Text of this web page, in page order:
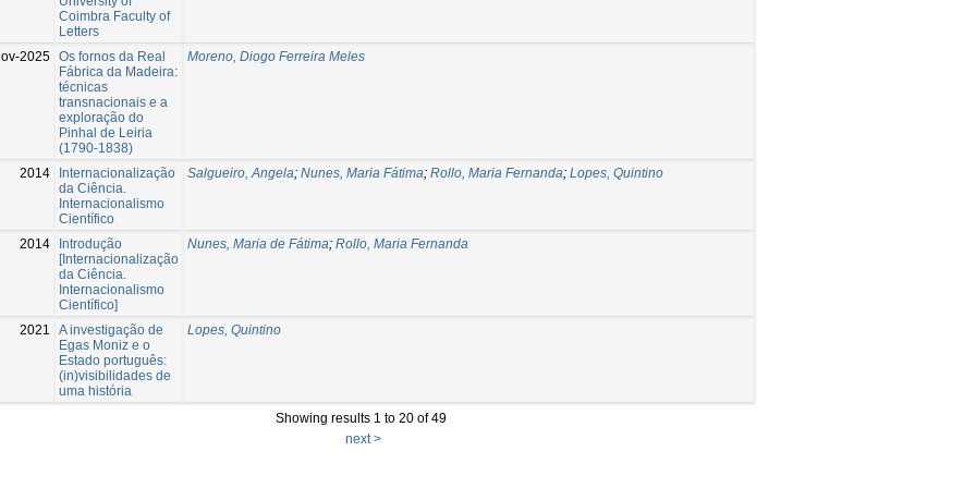
Coimbra Faculty of
Letters
2025 Os fornos da Real
Fábrica da Madeira:
técnicas
transnacionais e a
exploração do
Pinhal de Leiria
(1790-1838)
Moreno, Diogo Ferreira Meles
2014
Internacionalização
da Ciência.
Internacionalismo
Científico
Salgueiro, Angela; Nunes, Maria Fátima; Rollo, Maria Fernanda; Lopes, Quintino
2014
Introdução
[Internacionalização
da Ciência.
Internacionalismo
Científico]
Nunes, Maria de Fátima; Rollo, Maria Fernanda
2021
A investigação de
Egas Moniz e o
Estado português:
(in)visibilidades de
uma história
Lopes, Quintino
Showing results 1 to 20 of 49
next >